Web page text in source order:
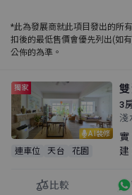
*此為發展商就此項目發出的所
扣後的最低售價會優先列出(如
公佈的為準。
AI裝修
獨家
連車位 天台 花園
3
淺
實
建
比較